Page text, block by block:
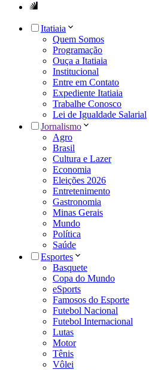
Itatiaia
Quem Somos
Programação
Ouça a Itatiaia
Institucional
Entre em Contato
Expediente Itatiaia
Trabalhe Conosco
Lei de Igualdade Salarial
Jornalismo
Agro
Brasil
Cultura e Lazer
Economia
Eleições 2026
Entretenimento
Gastronomia
Minas Gerais
Mundo
Política
Saúde
Esportes
Basquete
Copa do Mundo
eSports
Famosos do Esporte
Futebol Nacional
Futebol Internacional
Lutas
Motor
Tênis
Vôlei